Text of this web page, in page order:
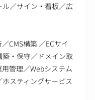
／サイン・看板／広
CMS構築 ／ECサイ
・保守／ドメイン取
管理／Webシステム
スティングサービス